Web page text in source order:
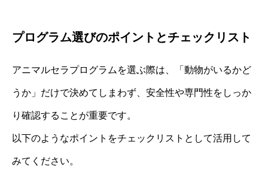
プログラム選びのポイントとチェックリスト
アニマルセラプログラムを選ぶ際は、「動物がいるかど
うか」だけで決めてしまわず、安全性や専門性をしっか
り確認することが重要です。
以下のようなポイントをチェックリストとして活用して
みてください。